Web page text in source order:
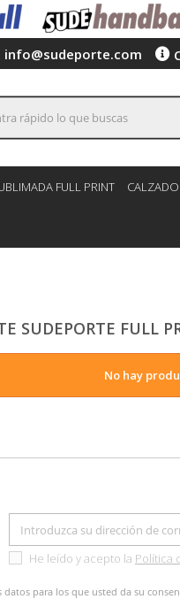
info@sudeporte.com
FULL PRINT
SUDEPORTE FULL
No hay
He leído y acepto la Política
para los que usted da su